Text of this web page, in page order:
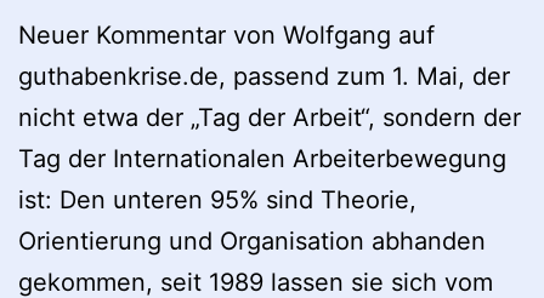
Neuer Kommentar von Wolfgang auf
guthabenkrise.de, passend zum 1. Mai, der
nicht etwa der „Tag der Arbeit“, sondern der
Tag der Internationalen Arbeiterbewegung
ist: Den unteren 95% sind Theorie,
Orientierung und Organisation abhanden
gekommen, seit 1989 lassen sie sich vom